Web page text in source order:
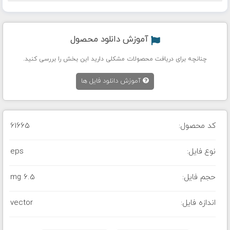
آموزش دانلود محصول
چنانچه برای دریافت محصولات مشکلی دارید این بخش را بررسی کنید.
آموزش دانلود فایل ها
کد محصول: 61665
نوع فایل: eps
حجم فایل: 6.5 mg
اندازه فایل: vector